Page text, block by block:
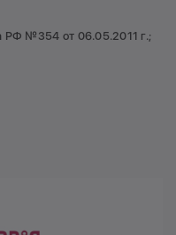
РФ №354 от 06.05.2011 г.;